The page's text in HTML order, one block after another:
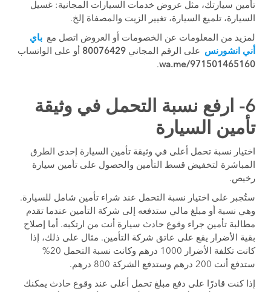
تأمين سيارتك، مثل عروض خدمات السيارات المجانية: غسيل
السيارة، تلميع السيارة، تغيير الزيت والمصفاة إلخ.
لمزيد من المعلومات عن الخصومات أو العروض اتصل مع باي
أني انشورنس على الرقم المجاني80076429 أو على الواتساب
wa.me/971501465160
.
6- ارفع نسبة التحمل في وثيقة
تأمين السيارة
اختيار نسبة تحمل أعلى في وثيقة تأمين السيارة إحدى الطرق
المباشرة لتخفيض قسط التأمين والحصول على تأمين سيارة
رخيص.
ستُجبر على اختيار نسبة التحمل عند شراء تأمين شامل للسيارة.
وهي نسبة أو مبلغ مالي ستدفعه إلى شركة التأمين عندما تقدم
مطالبة تأمين جراء وقوع حادث سيارة أنت من ارتكبه. أما إصلاح
بقية الأضرار يقع على عاتق شركة التأمين. مثال على ذلك، إذا
كانت تكلفة الأضرار 1000 درهم وكانت نسبة التحمل 20%
ستدفع أنت 200 درهم وستدفع الشركة 800 درهم.
إذا كنت قادرًا على دفع مبلغ تحمل أعلى عند وقوع حادث يمكنك